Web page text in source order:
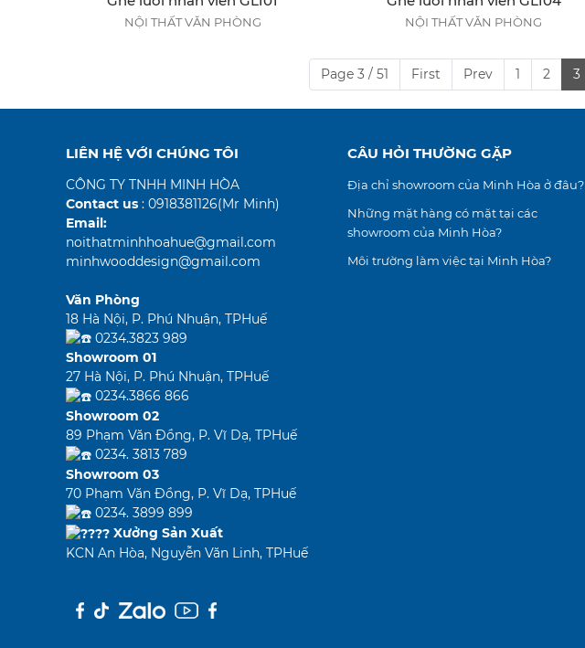
NỘI THẤT VĂN PHÒNG NỘI THẤT VĂN PHÒNG
Page 3 / 51 First Prev 1 2 3
LIÊN HỆ VỚI CHÚNG TÔI
CÔNG TY TNHH MINH HÒA
Contact us : 0918381126(Mr Minh)
Email:
noithatminhhoahue@gmail.com
minhwooddesign@gmail.com
Văn Phòng
18 Hà Nội, P. Phú Nhuận, TPHuế
0234.3823 989
Showroom 01
27 Hà Nội, P. Phú Nhuận, TPHuế
0234.3866 866
Showroom 02
89 Phạm Văn Đồng, P. Vĩ Dạ, TPHuế
0234. 3813 789
Showroom 03
70 Phạm Văn Đồng, P. Vĩ Dạ, TPHuế
0234. 3899 899
Xưởng Sản Xuất
KCN An Hòa, Nguyễn Văn Linh, TPHuế
CÂU HỎI THƯỜNG GẶP
Địa chỉ showroom của Minh Hòa ở đâu?
Những mặt hàng có mặt tại các
showroom của Minh Hòa?
Môi trường làm việc tại Minh Hòa?